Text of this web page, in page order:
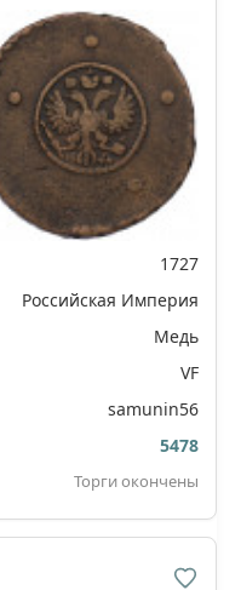
1727
Российская Империя
Медь
VF
samunin56
5478
Торги окончены